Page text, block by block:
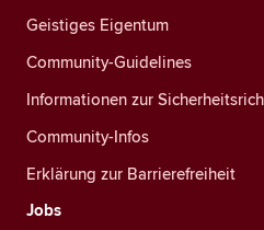
Geistiges Eigentum
Community-Guidelines
Informationen zur
Community-Infos
Erklärung zur Barrierefreiheit
Jobs